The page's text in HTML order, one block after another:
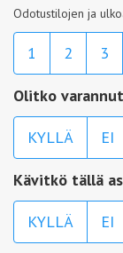
Odotustilojen ja
1 2 3
Olitko
KYLLÄ EI
Kävitkö tällä
KYLLÄ EI